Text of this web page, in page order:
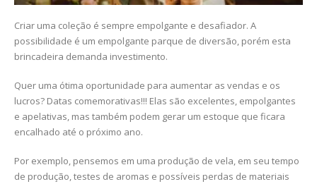
Criar uma coleção é sempre empolgante e desafiador. A
possibilidade é um empolgante parque de diversão, porém esta
brincadeira demanda investimento.
Quer uma ótima oportunidade para aumentar as vendas e os
lucros? Datas comemorativas!!! Elas são excelentes, empolgantes
e apelativas, mas também podem gerar um estoque que ficara
encalhado até o próximo ano.
Por exemplo, pensemos em uma produção de vela, em seu tempo
de produção, testes de aromas e possíveis perdas de materiais